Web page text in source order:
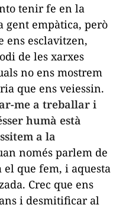
tenir fe en la
gent empàtica, però
ens esclavitzen,
de les xarxes
no ens mostrem
que ens veiessin.
me a treballar i
humà està
a la
només parlem de
que fem, i aquesta
Crec que ens
i desmitificar al